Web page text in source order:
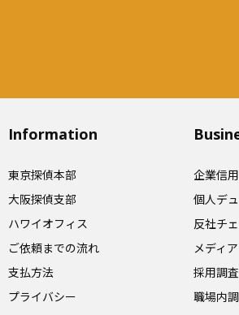
Information
東京探偵本部
大阪探偵支部
ハワイオフィス
ご依頼までの流れ
支払方法
プライバシー
企業信
個人デ
反社チ
メディ
採用調査
職場内